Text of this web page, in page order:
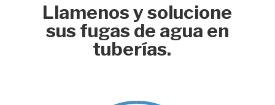
Llamenos y solucione
sus fugas de agua en
tuberías.